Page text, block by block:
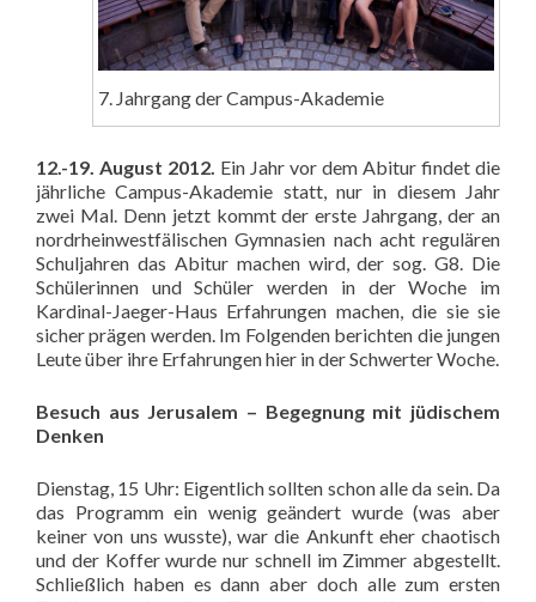
7. Jahrgang der Campus-Akademie
12.-19. August 2012. Ein Jahr vor dem Abitur findet die
jährliche Campus-Akademie statt, nur in diesem Jahr
zwei Mal. Denn jetzt kommt der erste Jahrgang, der an
nordrheinwestfälischen Gymnasien nach acht regulären
Schuljahren das Abitur machen wird, der sog. G8. Die
Schülerinnen und Schüler werden in der Woche im
Kardinal-Jaeger-Haus Erfahrungen machen, die sie sie
sicher prägen werden. Im Folgenden berichten die jungen
Leute über ihre Erfahrungen hier in der Schwerter Woche.
Besuch aus Jerusalem – Begegnung mit jüdischem
Denken
Dienstag, 15 Uhr: Eigentlich sollten schon alle da sein. Da
das Programm ein wenig geändert wurde (was aber
keiner von uns wusste), war die Ankunft eher chaotisch
und der Koffer wurde nur schnell im Zimmer abgestellt.
Schließlich haben es dann aber doch alle zum ersten